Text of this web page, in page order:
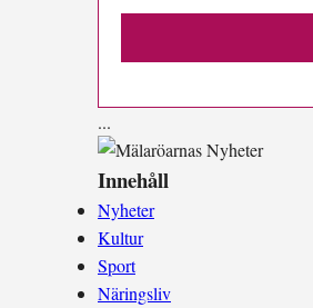
...
Innehåll
Nyheter
Kultur
Sport
Näringsliv